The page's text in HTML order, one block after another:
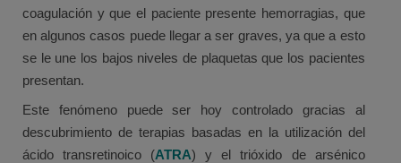
coagulación y que el paciente presente hemorragias, que
en algunos casos puede llegar a ser graves, ya que a esto
se le une los bajos niveles de plaquetas que los pacientes
presentan.
Este fenómeno puede ser hoy controlado gracias al
descubrimiento de terapias basadas en la utilización del
ácido transretinoico (ATRA) y el trióxido de arsénico